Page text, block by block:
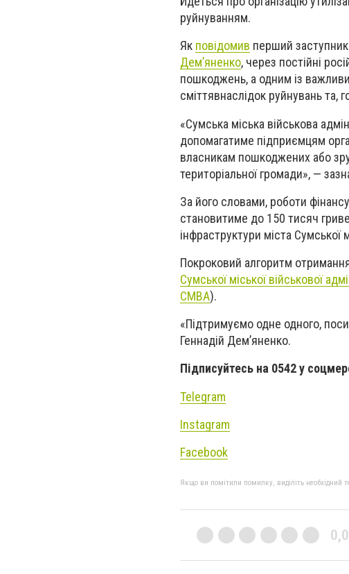
руйнуванням.
Як повідомив перший заступник
Дем’яненко, через постійні
пошкоджень, а одним із
сміттявнаслідок руйнувань та,
«Сумська міська військова
допомагатиме підприємцям
власникам пошкоджених або
територіальної громади», —
За його словами, роботи
становитиме до 150 тисяч
інфраструктури міста Сумської
Покроковий алгоритм
Сумської міської військової
СМВА).
«Підтримуємо одне одного,
Геннадій Дем’яненко.
Підписуйтесь на 0542 у
Telegram
Instagram
Facebook
Якщо ви помітили помилку, виділіть необхідний
0,0